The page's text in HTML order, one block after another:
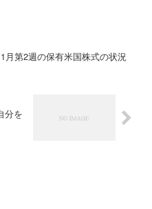
月第2週の保有米国株式の状況
分を